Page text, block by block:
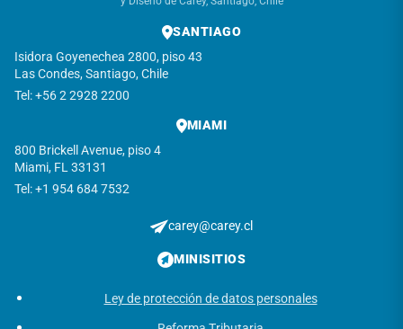
SANTIAGO
Isidora Goyenechea 2800, piso 43
Las Condes, Santiago, Chile
Tel: +56 2 2928 2200
MIAMI
800 Brickell Avenue, piso 4
Miami, FL 33131
Tel: +1 954 684 7532
carey@carey.cl
MINISITIOS
Ley de protección de datos personales